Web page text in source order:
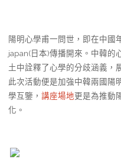
陽明心學甫一問世，即在中國
japan(日本)傳播開來。中韓的
土中詮釋了心學的分歧涵義，
此次活動便是加強中韓兩國陽
學互鑒， 講座場地更是為推動
化。